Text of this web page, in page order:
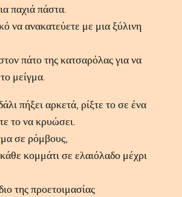
παχιά πάστα.
να ανακατεύετε με μια ξύλινη
πάτο της κατσαρόλας για να
μείγμα.
πήξει αρκετά, ρίξτε το σε ένα
το να κρυώσει.
σε ρόμβους,
κομμάτι σε ελαιόλαδο μέχρι
της προετοιμασίας